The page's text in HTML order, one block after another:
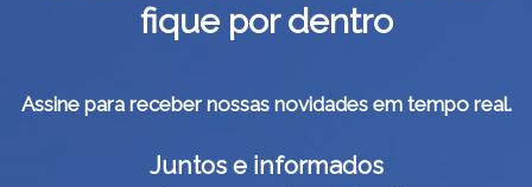
fique por dentro
Assine para receber nossas novidades em tempo real.
Juntos e informados